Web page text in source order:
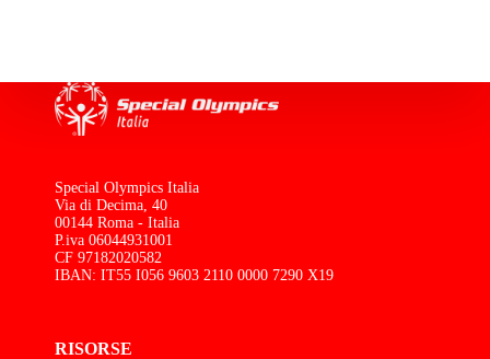
Special Olympics Italia
Via di Decima, 40
00144 Roma - Italia
P.iva 06044931001
CF 97182020582
IBAN: IT55 I056 9603 2110 0000 7290 X19
RISORSE